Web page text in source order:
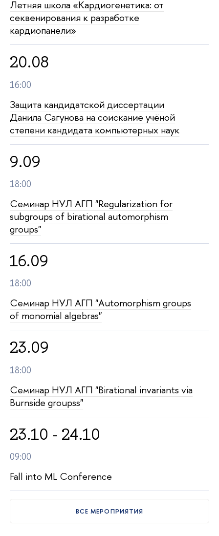
Летняя школа «Кардиогенетика: от
секвенирования к разработке
кардиопанели»
20.08
16:00
Защита кан­ди­дат­ской диссертации
Данила Сагунова на соискание учёной
степени кандидата компьютерных наук
9.09
18:00
Семинар НУЛ АГП "Regularization for
subgroups of birational automorphism
groups"
16.09
18:00
Семинар НУЛ АГП "Automorphism groups
of monomial algebras"
23.09
18:00
Семинар НУЛ АГП "Birational invariants via
Burnside groupss"
23.10 - 24.10
09:00
Fall into ML Conference
СЕ МЕРОПРИЯТИЯ